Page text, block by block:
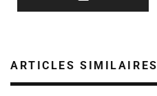
ARTICLES SIMILAIRES